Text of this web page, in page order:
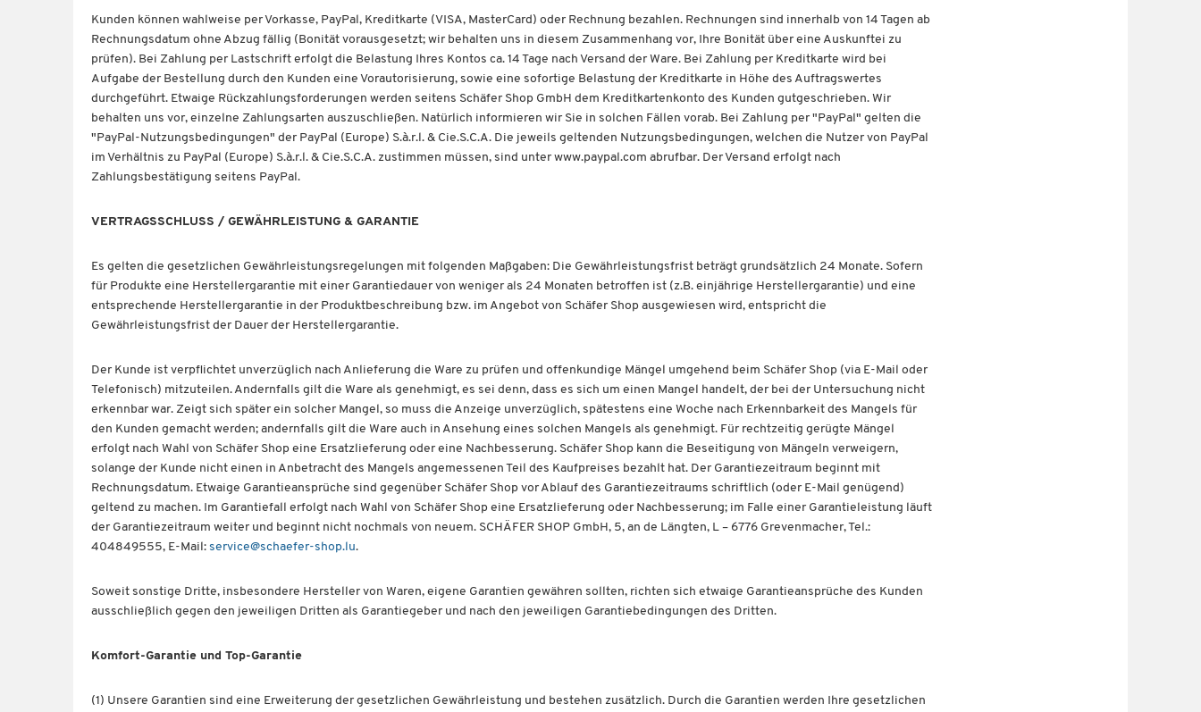
Kunden können wahlweise per Vorkasse, PayPal, Kreditkarte (VISA, MasterCard) oder Rechnung bezahlen. Rechnungen sind innerhalb von 14 Tagen ab
Rechnungsdatum ohne Abzug fällig (Bonität vorausgesetzt; wir behalten uns in diesem Zusammenhang vor, Ihre Bonität über eine Auskunftei zu
prüfen). Bei Zahlung per Lastschrift erfolgt die Belastung Ihres Kontos ca. 14 Tage nach Versand der Ware. Bei Zahlung per Kreditkarte wird bei
Aufgabe der Bestellung durch den Kunden eine Vorautorisierung, sowie eine sofortige Belastung der Kreditkarte in Höhe des Auftragswertes
durchgeführt. Etwaige Rückzahlungsforderungen werden seitens Schäfer Shop GmbH dem Kreditkartenkonto des Kunden gutgeschrieben. Wir
behalten uns vor, einzelne Zahlungsarten auszuschließen. Natürlich informieren wir Sie in solchen Fällen vorab. Bei Zahlung per "PayPal" gelten die
"PayPal-Nutzungsbedingungen" der PayPal (Europe) S.à.r.l. & Cie.S.C.A. Die jeweils geltenden Nutzungsbedingungen, welchen die Nutzer von PayPal
im Verhältnis zu PayPal (Europe) S.à.r.l. & Cie.S.C.A. zustimmen müssen, sind unter www.paypal.com abrufbar. Der Versand erfolgt nach
Zahlungsbestätigung seitens PayPal.
VERTRAGSSCHLUSS / GEWÄHRLEISTUNG & GARANTIE
Es gelten die gesetzlichen Gewährleistungsregelungen mit folgenden Maßgaben: Die Gewährleistungsfrist beträgt grundsätzlich 24 Monate. Sofern
für Produkte eine Herstellergarantie mit einer Garantiedauer von weniger als 24 Monaten betroffen ist (z.B. einjährige Herstellergarantie) und eine
entsprechende Herstellergarantie in der Produktbeschreibung bzw. im Angebot von Schäfer Shop ausgewiesen wird, entspricht die
Gewährleistungsfrist der Dauer der Herstellergarantie.
Der Kunde ist verpflichtet unverzüglich nach Anlieferung die Ware zu prüfen und offenkundige Mängel umgehend beim Schäfer Shop (via E-Mail oder
Telefonisch) mitzuteilen. Andernfalls gilt die Ware als genehmigt, es sei denn, dass es sich um einen Mangel handelt, der bei der Untersuchung nicht
erkennbar war. Zeigt sich später ein solcher Mangel, so muss die Anzeige unverzüglich, spätestens eine Woche nach Erkennbarkeit des Mangels für
den Kunden gemacht werden; andernfalls gilt die Ware auch in Ansehung eines solchen Mangels als genehmigt. Für rechtzeitig gerügte Mängel
erfolgt nach Wahl von Schäfer Shop eine Ersatzlieferung oder eine Nachbesserung. Schäfer Shop kann die Beseitigung von Mängeln verweigern,
solange der Kunde nicht einen in Anbetracht des Mangels angemessenen Teil des Kaufpreises bezahlt hat. Der Garantiezeitraum beginnt mit
Rechnungsdatum. Etwaige Garantieansprüche sind gegenüber Schäfer Shop vor Ablauf des Garantiezeitraums schriftlich (oder E-Mail genügend)
geltend zu machen. Im Garantiefall erfolgt nach Wahl von Schäfer Shop eine Ersatzlieferung oder Nachbesserung; im Falle einer Garantieleistung läuft
der Garantiezeitraum weiter und beginnt nicht nochmals von neuem. SCHÄFER SHOP GmbH, 5, an de Längten, L – 6776 Grevenmacher, Tel.:
404849555, E-Mail: service@schaefer-shop.lu.
Soweit sonstige Dritte, insbesondere Hersteller von Waren, eigene Garantien gewähren sollten, richten sich etwaige Garantieansprüche des Kunden
ausschließlich gegen den jeweiligen Dritten als Garantiegeber und nach den jeweiligen Garantiebedingungen des Dritten.
Komfort-Garantie und Top-Garantie
(1) Unsere Garantien sind eine Erweiterung der gesetzlichen Gewährleistung und bestehen zusätzlich. Durch die Garantien werden Ihre gesetzlichen